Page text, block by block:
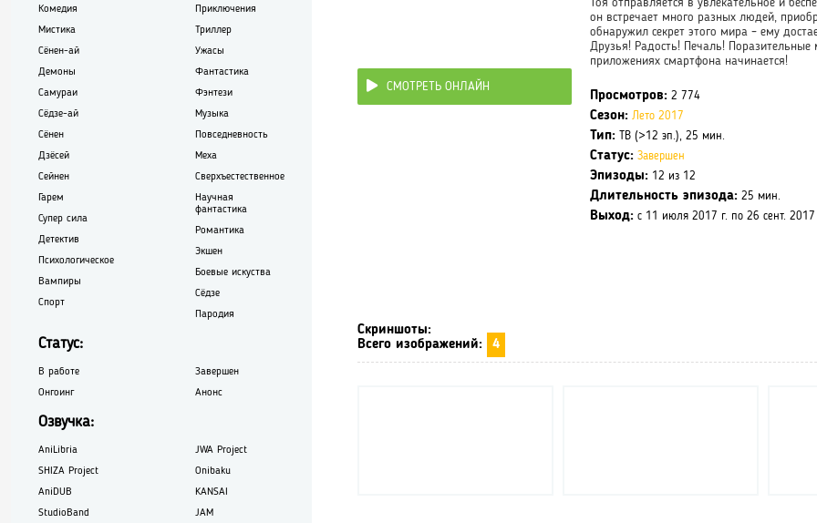
СМОТРЕТЬ ОНЛАЙН
Тоя отправляется в увлекательное и
он встречает много разных людей,
обнаружил секрет этого мира – ему
Друзья! Радость! Печаль!
приложениях смартфона начинается!
Просмотров: 2 774
Сезон: Лето 2017
Тип: ТВ (>12 эп.), 25 мин.
Статус: Завершен
Эпизоды: 12 из 12
Длительность эпизода: 25 мин.
Выход: с 11 июля 2017 г. по 26 сент. 2017
Скриншоты:
Всего изображений:
4
Комедия
Мистика
Сёнен-ай
Демоны
Самураи
Сёдзе-ай
Сёнен
Дзёсей
Сейнен
Гарем
Супер сила
Детектив
Психологическое
Вампиры
Спорт
Приключения
Триллер
Ужасы
Фантастика
Фэнтези
Музыка
Повседневность
Меха
Сверхъестественное
Научная
фантастика
Романтика
Экшен
Боевые искуства
Сёдзе
Пародия
Статус:
В работе
Онгоинг
Завершен
Анонс
Озвучка:
AniLibria
SHIZA Project
AniDUB
StudioBand
JWA Project
Onibaku
KANSAI
JAM